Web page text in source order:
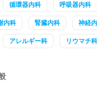
循環器内科 呼吸器内科
内科 腎臓内科 神経
アレルギー科 リウマチ科